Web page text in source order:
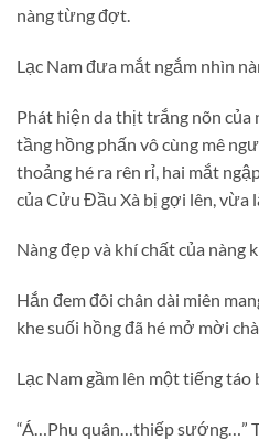
nàng từng đợt.
Lạc Nam đưa mắt ngắm nhìn
Phát hiện da thịt trắng nõn của
tầng hồng phấn vô cùng mê
thoảng hé ra rên rỉ, hai mắt
của Cửu Đầu Xà bị gợi lên, vừa
Nàng đẹp và khí chất của nàng
Hắn đem đôi chân dài miên
khe suối hồng đã hé mở mời
Lạc Nam gầm lên một tiếng
“Á…Phu quân…thiếp sướng…”